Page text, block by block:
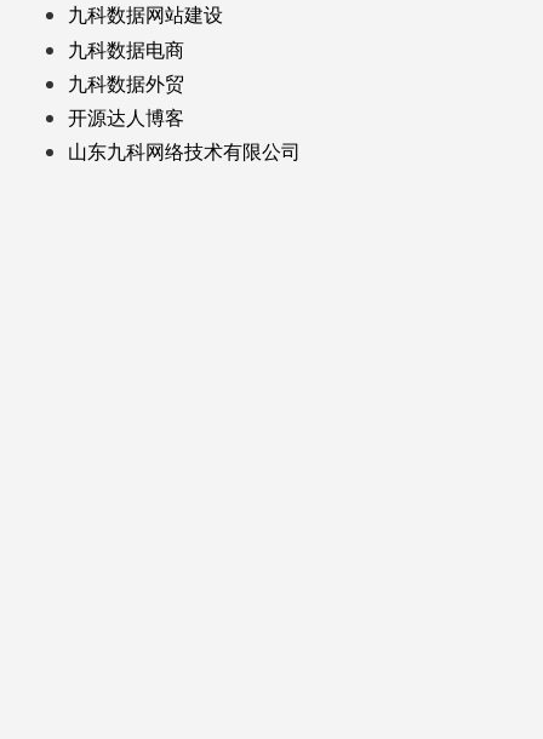
九科数据网站建设
九科数据电商
九科数据外贸
开源达人博客
山东九科网络技术有限公司